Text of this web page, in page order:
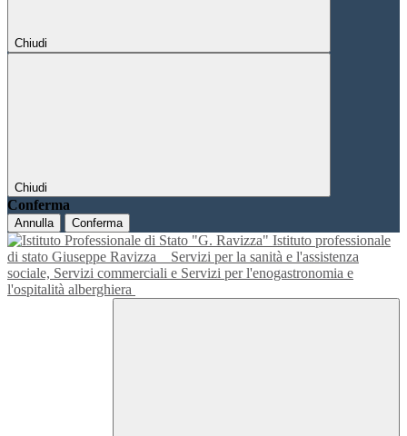
Chiudi
Chiudi
Conferma
Annulla Conferma
Istituto professionale
di stato Giuseppe Ravizza
Servizi per la sanità e l'assistenza
sociale, Servizi commerciali e Servizi per l'enogastronomia e
l'ospitalità alberghiera